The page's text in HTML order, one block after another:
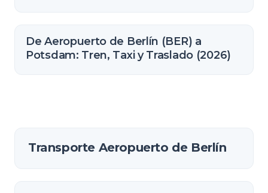
De Aeropuerto de Berlín (BER) a
Potsdam: Tren, Taxi y Traslado (2026)
Transporte Aeropuerto de Berlín